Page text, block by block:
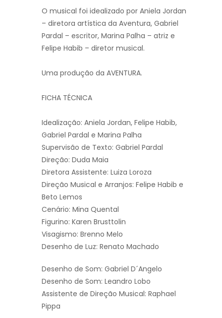
O musical foi idealizado por Aniela Jordan
– diretora artística da Aventura, Gabriel
Pardal – escritor, Marina Palha – atriz e
Felipe Habib – diretor musical.
Uma produção da AVENTURA.
FICHA TÉCNICA
Idealização: Aniela Jordan, Felipe Habib,
Gabriel Pardal e Marina Palha
Supervisão de Texto: Gabriel Pardal
Direção: Duda Maia
Diretora Assistente: Luiza Loroza
Direção Musical e Arranjos: Felipe Habib e
Beto Lemos
Cenário: Mina Quental
Figurino: Karen Brusttolin
Visagismo: Brenno Melo
Desenho de Luz: Renato Machado
Desenho de Som: Gabriel D´Angelo
Desenho de Som: Leandro Lobo
Assistente de Direção Musical: Raphael
Pippa